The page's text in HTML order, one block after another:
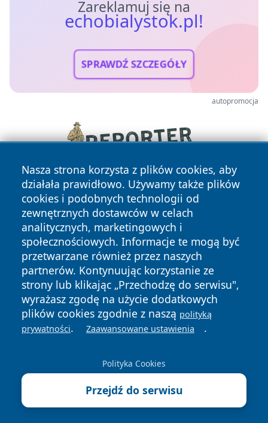
Zareklamuj się na
echobialystok.pl!
SPRAWDŹ SZCZEGÓŁY
autopromocja
Nasza strona korzysta z plików cookies, aby
działała prawidłowo. Używamy także plików
cookies i podobnych technologii od
zewnętrznych dostawców w celach
analitycznych, marketingowych i
społecznościowych. Informacje te mogą być
przetwarzane również przez naszych
partnerów. Kontynuując korzystanie ze
strony lub klikając „Przechodzę do serwisu",
wyrażasz zgodę na użycie dodatkowych
plików cookies zgodnie z naszą polityką
prywatności. Zaawansowane ustawienia .
Polityka Cookies
Przejdź do serwisu
Copyright © 2026 echobialystok.pl Wszystkie prawa
zastrzeżone.
News Autorzy
Polityka
Prywatności
Polityka
Cookies